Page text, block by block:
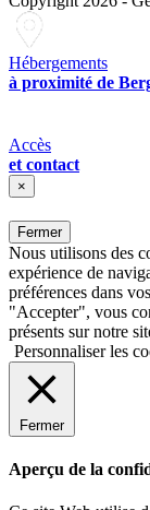
Hébergements
à proximité de
Accès
et contact
×
Fermer
Nous utilisons des
expérience de
préférences dans
"Accepter", vous
présents sur notre
Personnaliser les
Fermer
Aperçu de la